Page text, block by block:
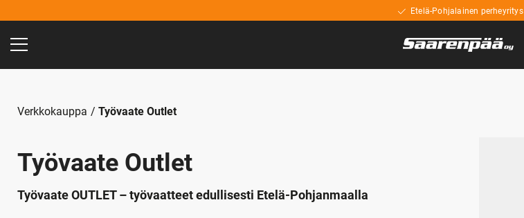
Etelä-Pohjalainen perheyritys
Verkkokauppa Työvaate Outlet
Työvaate Outlet
Työvaate OUTLET – työvaatteet edullisesti Etelä-Pohjanmaalla